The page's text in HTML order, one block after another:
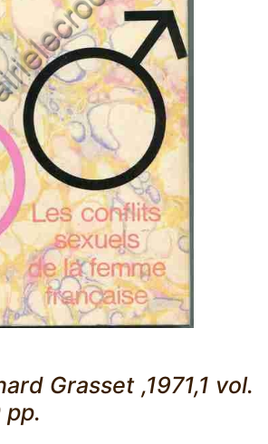
Grasset ,1971,1 vol.